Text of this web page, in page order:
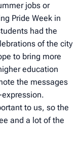
jobs or
Pride Week in
had the
of the city
to bring more
education
the messages
to us, so the
and a lot of the